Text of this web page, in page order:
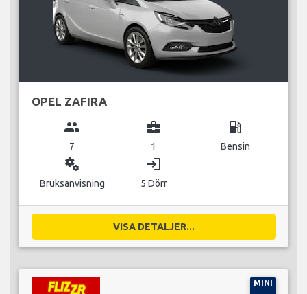
OPEL ZAFIRA
group
7
business_center
1
local_gas_station
Bensin
miscellaneous_services
Bruksanvisning
login
5 Dörr
VISA DETALJER...
MINI